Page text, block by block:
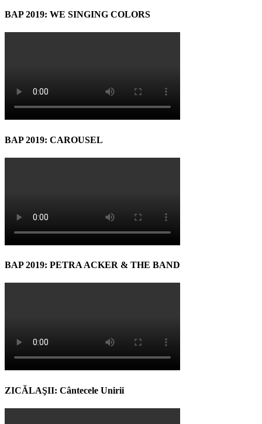
BAP 2019: WE SINGING COLORS
BAP 2019: CAROUSEL
BAP 2019: PETRA ACKER & THE BAND
ZICĂLAŞII: Cântecele Unirii